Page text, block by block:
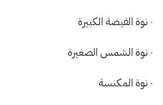
٠ نوة الفيضة الكبيرة
٠ نوة الشمس الصغيرة
٠ نوة المكنسة